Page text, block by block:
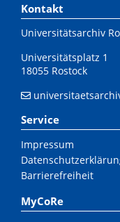
Kontakt
Universitätsarchiv
Universitätsplatz 1
18055 Rostock
Service
Impressum
Barrierefreiheit
MyCoRe